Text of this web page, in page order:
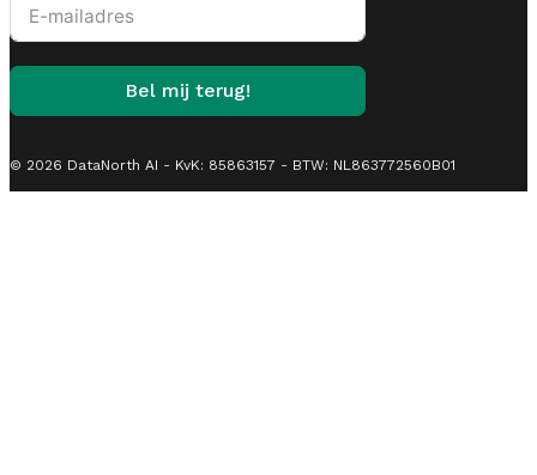
Bel mij terug!
© 2026 DataNorth AI - KvK: 85863157 - BTW: NL863772560B01